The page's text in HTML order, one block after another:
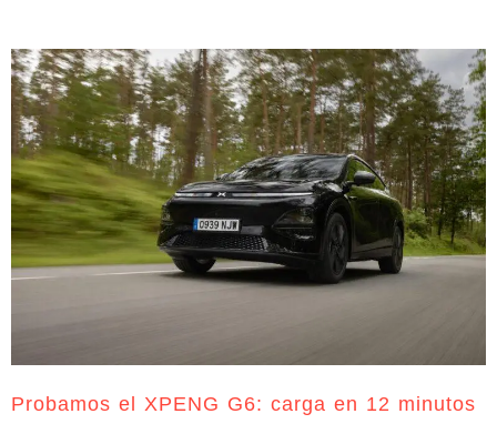
Probamos el XPENG G6: carga en 12 minutos